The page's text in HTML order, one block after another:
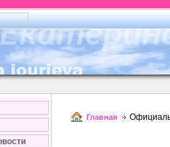
Главная